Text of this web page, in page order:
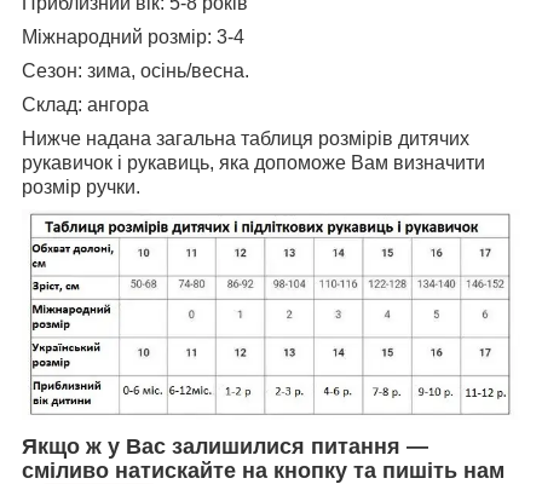
Міжнародний розмір: 3-4
Сезон: зима, осінь/весна.
Склад: ангора
Нижче надана загальна таблиця розмірів дитячих
рукавичок і рукавиць, яка допоможе Вам визначити
розмір ручки.
Якщо ж у Вас залишилися питання —
сміливо натискайте на кнопку та пишіть нам